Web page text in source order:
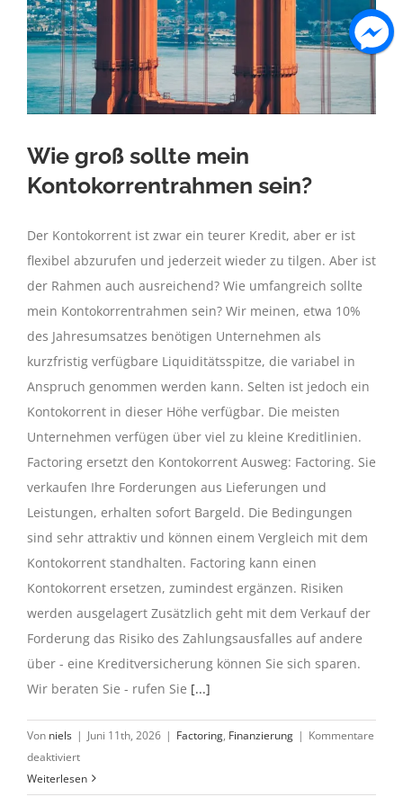
Wie groß sollte mein
Kontokorrentrahmen sein?
Der Kontokorrent ist zwar ein teurer Kredit, aber er ist
flexibel abzurufen und jederzeit wieder zu tilgen. Aber ist
der Rahmen auch ausreichend? Wie umfangreich sollte
mein Kontokorrentrahmen sein? Wir meinen, etwa 10%
des Jahresumsatzes benötigen Unternehmen als
kurzfristig verfügbare Liquiditätsspitze, die variabel in
Anspruch genommen werden kann. Selten ist jedoch ein
Kontokorrent in dieser Höhe verfügbar. Die meisten
Unternehmen verfügen über viel zu kleine Kreditlinien.
Factoring ersetzt den Kontokorrent Ausweg: Factoring. Sie
verkaufen Ihre Forderungen aus Lieferungen und
Leistungen, erhalten sofort Bargeld. Die Bedingungen
sind sehr attraktiv und können einem Vergleich mit dem
Kontokorrent standhalten. Factoring kann einen
Kontokorrent ersetzen, zumindest ergänzen. Risiken
werden ausgelagert Zusätzlich geht mit dem Verkauf der
Forderung das Risiko des Zahlungsausfalles auf andere
über - eine Kreditversicherung können Sie sich sparen.
Wir beraten Sie - rufen Sie [...]
Von niels | Juni 11th, 2026 | Factoring, Finanzierung | Kommentare
deaktiviertfür
Wie
groß
Weiterlesen